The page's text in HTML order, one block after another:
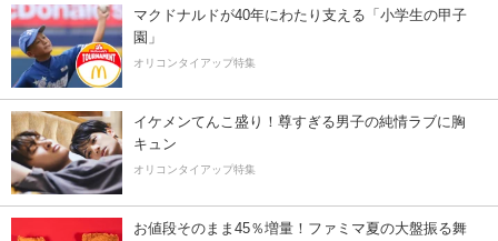
マクドナルドが40年にわたり支える「小学生の甲子
園」
オリコンタイアップ特集
イケメンてんこ盛り！尊すぎる男子の純情ラブに胸
キュン
オリコンタイアップ特集
お値段そのまま45％増量！ファミマ夏の大盤振る舞